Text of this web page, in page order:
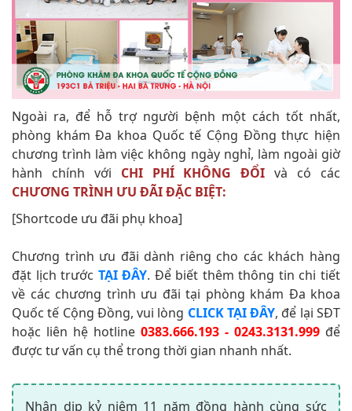
Ngoài ra, để hỗ trợ người bệnh một cách tốt nhất,
phòng khám Đa khoa Quốc tế Cộng Đồng thực hiện
chương trình làm việc không ngày nghỉ, làm ngoài giờ
hành chính với CHI PHÍ KHÔNG ĐỔI và có các
CHƯƠNG TRÌNH ƯU ĐÃI ĐẶC BIỆT:
[Shortcode ưu đãi phụ khoa]
Chương trình ưu đãi dành riêng cho các khách hàng
đặt lịch trước TẠI ĐÂY. Để biết thêm thông tin chi tiết
về các chương trình ưu đãi tại phòng khám Đa khoa
Quốc tế Cộng Đồng, vui lòng CLICK TẠI ĐÂY, để lại SĐT
hoặc liên hệ hotline 0383.666.193 - 0243.3131.999 để
được tư vấn cụ thể trong thời gian nhanh nhất.
Nhân dịp kỷ niệm 11 năm đồng hành cùng sức